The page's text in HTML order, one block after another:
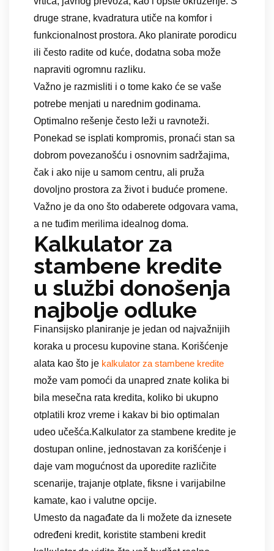
druge strane, kvadratura utiče na komfor i
funkcionalnost prostora. Ako planirate porodicu
ili često radite od kuće, dodatna soba može
napraviti ogromnu razliku.
Važno je razmisliti i o tome kako će se vaše
potrebe menjati u narednim godinama.
Optimalno rešenje često leži u ravnoteži.
Ponekad se isplati kompromis, pronaći stan sa
dobrom povezanošću i osnovnim sadržajima,
čak i ako nije u samom centru, ali pruža
dovoljno prostora za život i buduće promene.
Važno je da ono što odaberete odgovara vama,
a ne tuđim merilima idealnog doma.
Kalkulator za
stambene kredite
u službi donošenja
najbolje odluke
Finansijsko planiranje je jedan od najvažnijih
koraka u procesu kupovine stana. Korišćenje
alata kao što je kalkulator za stambene kredite
može vam pomoći da unapred znate kolika bi
bila mesečna rata kredita, koliko bi ukupno
otplatili kroz vreme i kakav bi bio optimalan
udeo učešća.Kalkulator za stambene kredite je
dostupan online, jednostavan za korišćenje i
daje vam mogućnost da uporedite različite
scenarije, trajanje otplate, fiksne i varijabilne
kamate, kao i valutne opcije.
Umesto da nagađate da li možete da iznesete
određeni kredit, koristite stambeni kredit